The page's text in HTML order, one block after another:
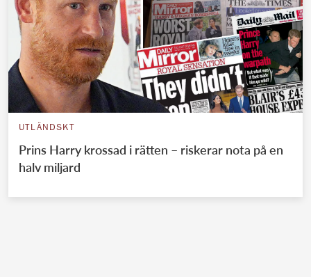
UTLÄNDSKT
Prins Harry krossad i rätten – riskerar nota på en
halv miljard